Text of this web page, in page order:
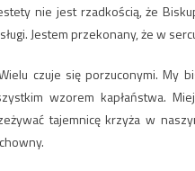
nie jest rzadkością, że
Jestem przekonany, że w
czuje się porzuconymi. My
wzorem kapłaństwa.
tajemnicę krzyża w